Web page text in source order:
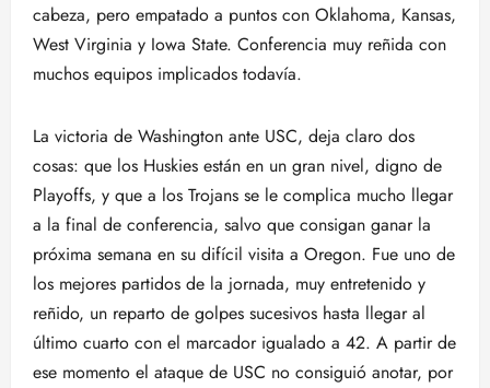
cabeza, pero empatado a puntos con Oklahoma, Kansas,
West Virginia y Iowa State. Conferencia muy reñida con
muchos equipos implicados todavía.
La victoria de Washington ante USC, deja claro dos
cosas: que los Huskies están en un gran nivel, digno de
Playoffs, y que a los Trojans se le complica mucho llegar
a la final de conferencia, salvo que consigan ganar la
próxima semana en su difícil visita a Oregon. Fue uno de
los mejores partidos de la jornada, muy entretenido y
reñido, un reparto de golpes sucesivos hasta llegar al
último cuarto con el marcador igualado a 42. A partir de
ese momento el ataque de USC no consiguió anotar, por